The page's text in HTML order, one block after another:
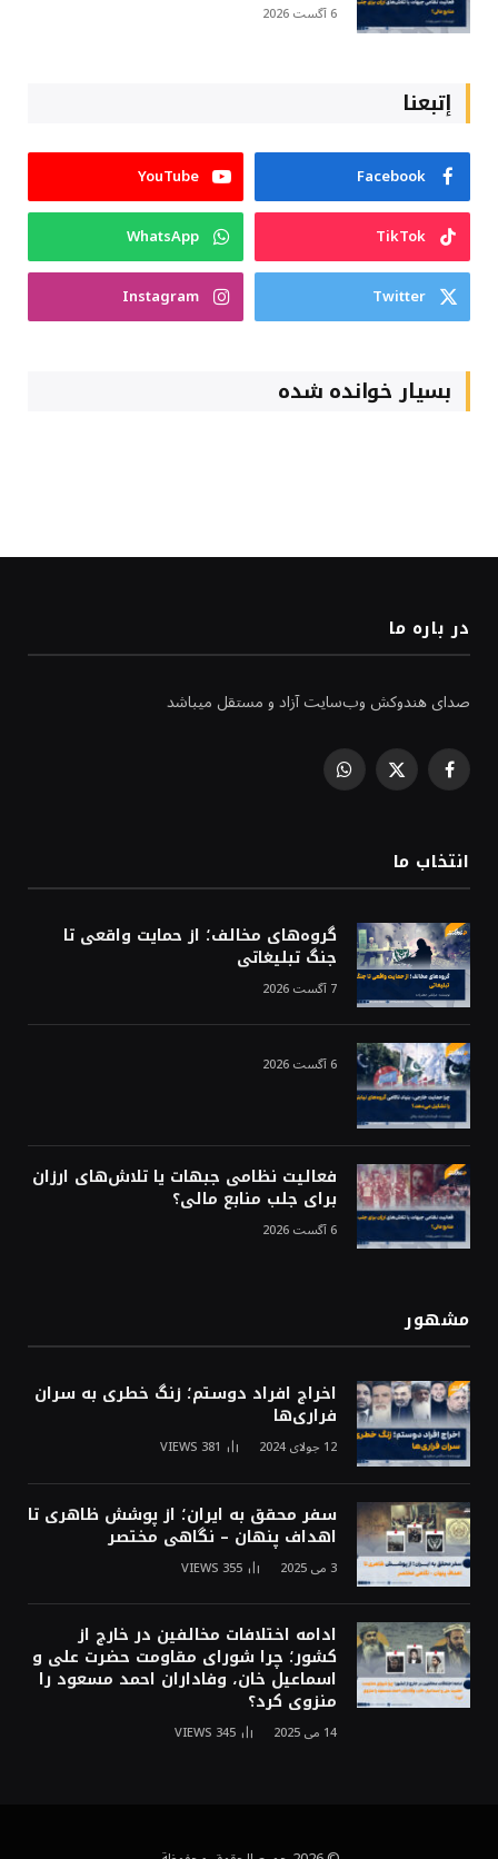
6 آگست 2026
إتبعنا
Facebook
YouTube
TikTok
WhatsApp
Twitter
Instagram
بسیار خوانده شده
در باره ما
صدای هندوکش وب‌سایت آزاد و مستقل میباشد
Facebook
X
WhatsApp
انتخاب ما
گروه‌های مخالف؛ از حمایت واقعی تا
جنگ تبلیغاتی
7 آگست 2026
6 آگست 2026
فعالیت نظامی جبهات یا تلاش‌های ارزان
برای جلب منابع مالی؟
6 آگست 2026
مشهور
اخراج افراد دوستم؛ زنگ خطری به سران
فراری‌ها
12 جولای 2024 381
VIEWS
سفر محقق به ایران؛ از پوشش ظاهری تا
اهداف پنهان – نگاهی مختصر
3 می 2025 355
VIEWS
ادامه اختلافات مخالفین در خارج از
کشور؛ چرا شورای مقاومت حضرت علی و
اسماعیل خان، وفاداران احمد مسعود را
منزوی کرد؟
14 می 2025 345
VIEWS